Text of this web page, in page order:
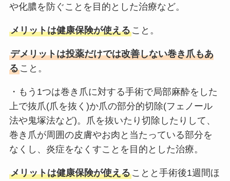
や化膿を防ぐことを目的とした治療など。
メリットは健康保険が使えること。
デメリットは投薬だけでは改善しない巻き爪もあ
ること。
・もう1つは巻き爪に対する手術で局部麻酔をした
上で抜爪(爪を抜く)か爪の部分的切除(フェノール
法や鬼塚法など)。爪を抜いたり切除したりして、
巻き爪が周囲の皮膚やお肉と当たっている部分を
なくし、炎症をなくすことを目的とした治療。
メリットは健康保険が使えることと手術後1週間ほ